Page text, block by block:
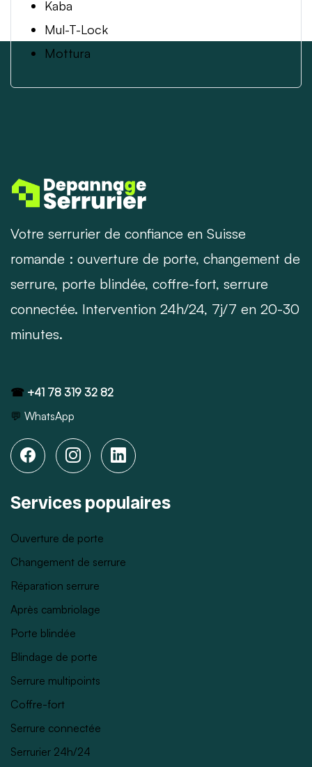
Kaba
Mul-T-Lock
Mottura
Votre serrurier de confiance en Suisse
romande : ouverture de porte, changement de
serrure, porte blindée, coffre-fort, serrure
connectée. Intervention 24h/24, 7j/7 en 20-30
minutes.
☎ +41 78 319 32 82
💬 WhatsApp
Services populaires
Ouverture de porte
Changement de serrure
Réparation serrure
Après cambriolage
Porte blindée
Blindage de porte
Serrure multipoints
Coffre-fort
Serrure connectée
Serrurier 24h/24